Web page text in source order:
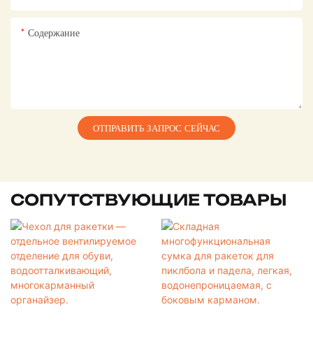
Содержание
ОТПРАВИТЬ ЗАПРОС СЕЙЧАС
СОПУТСТВУЮЩИЕ ТОВАРЫ